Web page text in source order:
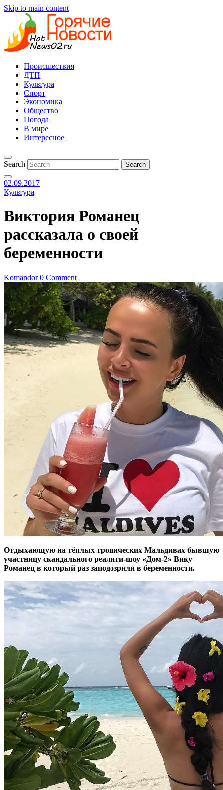
Skip to main content
Происшествия
ДТП
Культура
Спорт
Экономика
Общество
Погода
В мире
Интересное
Search
02.09.2017
Культура
Виктория Романец
рассказала о своей
беременности
Komandor 0 Comment
Отдыхающую на тёплых тропических Мальдивах бывшую
участницу скандального реалити-шоу «Дом-2» Вику
Романец в который раз заподозрили в беременности.